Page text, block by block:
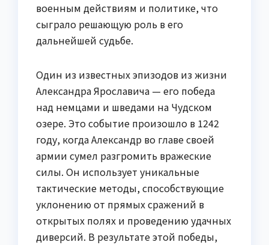
военным действиям и политике, что
сыграло решающую роль в его
дальнейшей судьбе.
Один из известных эпизодов из жизни
Александра Ярославича — его победа
над немцами и шведами на Чудском
озере. Это событие произошло в 1242
году, когда Александр во главе своей
армии сумел разгромить вражеские
силы. Он использует уникальные
тактические методы, способствующие
уклонению от прямых сражений в
открытых полях и проведению удачных
диверсий. В результате этой победы,